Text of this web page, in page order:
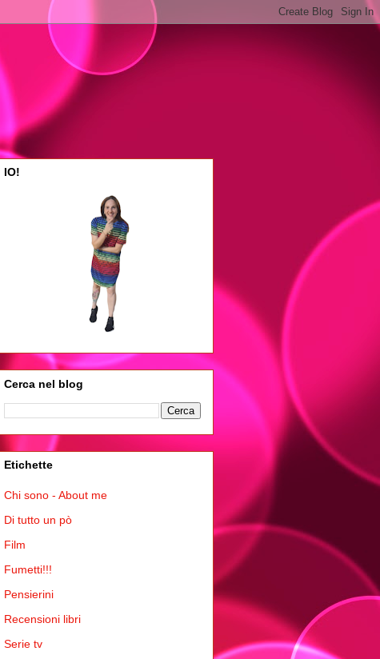
IO!
Cerca nel blog
Etichette
Chi sono - About me
Di tutto un pò
Film
Fumetti!!!
Pensierini
Recensioni libri
Serie tv